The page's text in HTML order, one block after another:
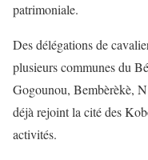
patrimoniale.
Des délégations de
plusieurs communes du
Gogounou, Bembèrèkè,
déjà rejoint la cité des
activités.